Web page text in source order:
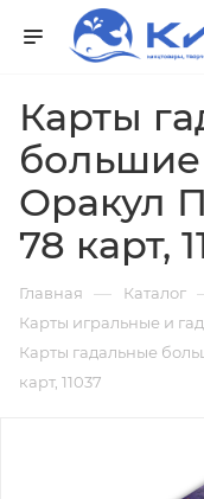
Карты
Оракул
78 карт,
Главная — Каталог
Карты игральные и
Карты гадальные
карт, 11037